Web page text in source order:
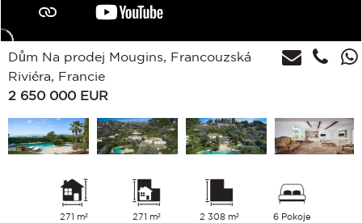
Dům Na prodej Mougins, Francouzská
Riviéra, Francie
2 650 000 EUR
271 m² 271 m² 2 308 m² 6 Pokoje